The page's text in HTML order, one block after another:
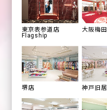
東京表参道店
Flagship
大阪梅
堺店 神戸旧